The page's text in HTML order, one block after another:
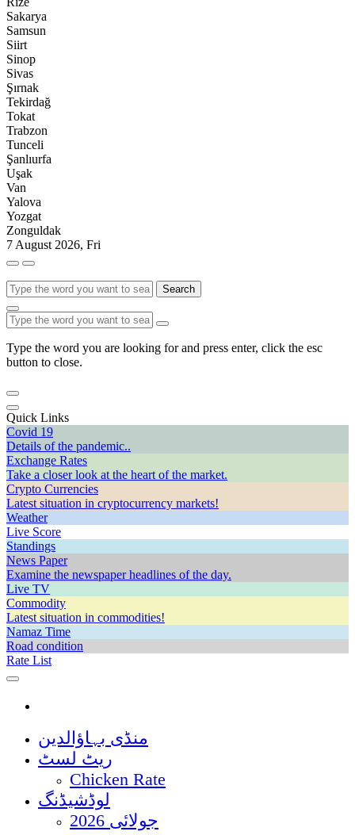
Sakarya
Samsun
Siirt
Sinop
Sivas
Şırnak
Tekirdağ
Tokat
Trabzon
Tunceli
Şanlıurfa
Uşak
Van
Yalova
Yozgat
Zonguldak
7 August 2026, Fri
Search
Type the word you are looking for and press enter, click the esc
button to close.
Quick Links
Covid 19
Details of the pandemic..
Exchange Rates
Take a closer look at the heart of the market.
Crypto Currencies
Latest situation in cryptocurrency markets!
Weather
Live Score
Standings
News Paper
Examine the newspaper headlines of the day.
Live TV
Commodity
Latest situation in commodities!
Namaz Time
Road condition
Rate List
منڈی بہاؤالدین
ریٹ لسٹ
Chicken Rate
لوڈشیڈنگ
جولائی 2026